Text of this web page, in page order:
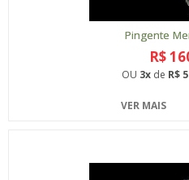
Pingente
R$
OU 3x de R$
VER MAIS